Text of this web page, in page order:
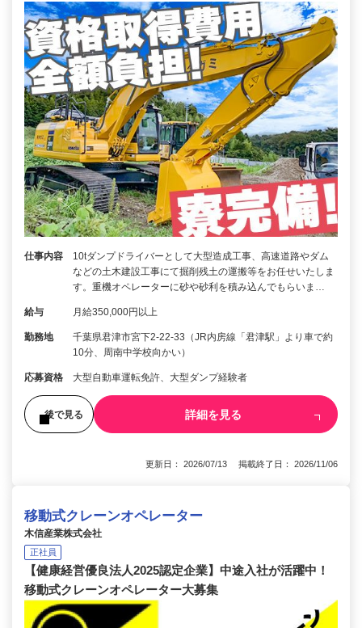
仕事内容
10tダンプドライバーとして大型造成工事、高速道路やダム
などの土木建設工事にて掘削残土の運搬等をお任せいたしま
す。重機オペレーターに砂や砂利を積み込んでもらいま…
給与 月給350,000円以上
勤務地
千葉県君津市宮下2-22-33（JR内房線「君津駅」より車で約
10分、周南中学校向かい）
応募資格 大型自動車運転免許、大型ダンプ経験者
後で見る 詳細を見る
更新日： 2026/07/13 掲載終了日： 2026/11/06
移動式クレーンオペレーター
木信産業株式会社
正社員
【健康経営優良法人2025認定企業】中途入社が活躍中！
移動式クレーンオペレーター大募集